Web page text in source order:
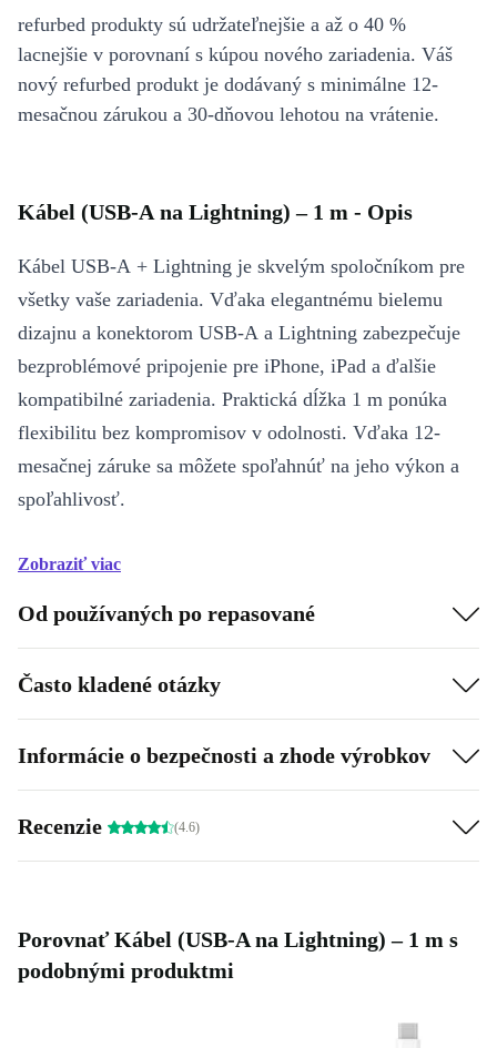
refurbed produkty sú udržateľnejšie a až o 40 %
lacnejšie v porovnaní s kúpou nového zariadenia. Váš
nový refurbed produkt je dodávaný s minimálne 12-
mesačnou zárukou a 30-dňovou lehotou na vrátenie.
Kábel (USB-A na Lightning) – 1 m - Opis
Kábel USB-A + Lightning je skvelým spoločníkom pre
všetky vaše zariadenia. Vďaka elegantnému bielemu
dizajnu a konektorom USB-A a Lightning zabezpečuje
bezproblémové pripojenie pre iPhone, iPad a ďalšie
kompatibilné zariadenia. Praktická dĺžka 1 m ponúka
flexibilitu bez kompromisov v odolnosti. Vďaka 12-
mesačnej záruke sa môžete spoľahnúť na jeho výkon a
spoľahlivosť.
Zobraziť viac
Od používaných po repasované
Často kladené otázky
Informácie o bezpečnosti a zhode výrobkov
Recenzie (4.6)
Porovnať Kábel (USB-A na Lightning) – 1 m s
podobnými produktmi